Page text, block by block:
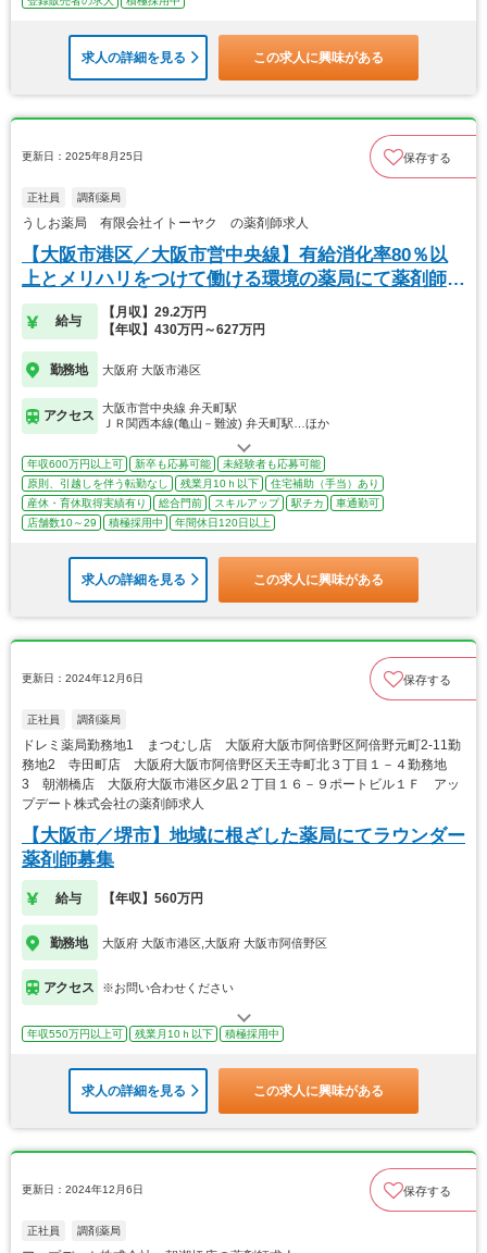
求人の詳細を見る この求人に興味がある
更新日：2025年8月25日 保存する
正社員 調剤薬局
うしお薬局 有限会社イトーヤク の薬剤師求人
【大阪市港区／大阪市営中央線】有給消化率80％以
上とメリハリをつけて働ける環境の薬局にて薬剤師募
集
給与
【月収】29.2万円
【年収】430万円～627万円
勤務地 大阪府 大阪市港区
アクセス
大阪市営中央線 弁天町駅
ＪＲ関西本線(亀山－難波) 弁天町駅…ほか
年収600万円以上可 新卒も応募可能
未経験者も応募可能
原則、引越しを伴う転勤なし
残業月10ｈ以下
住宅補助（手当）あり
産休・育休取得実績有り
総合門前 スキルアップ 駅チカ
車通勤可
店舗数10～29
積極採用中 年間休日120日以上
求人の詳細を見る この求人に興味がある
更新日：2024年12月6日 保存する
正社員 調剤薬局
ドレミ薬局勤務地1 まつむし店 大阪府大阪市阿倍野区阿倍野元町2-11勤
務地2 寺田町店 大阪府大阪市阿倍野区天王寺町北３丁目１－４勤務地
3 朝潮橋店 大阪府大阪市港区夕凪２丁目１６－９ポートビル１Ｆ アッ
プデート株式会社の薬剤師求人
【大阪市／堺市】地域に根ざした薬局にてラウンダー
薬剤師募集
給与 【年収】560万円
勤務地 大阪府 大阪市港区,大阪府 大阪市阿倍野区
アクセス ※お問い合わせください
年収550万円以上可 残業月10ｈ以下 積極採用中
求人の詳細を見る この求人に興味がある
更新日：2024年12月6日 保存する
正社員 調剤薬局